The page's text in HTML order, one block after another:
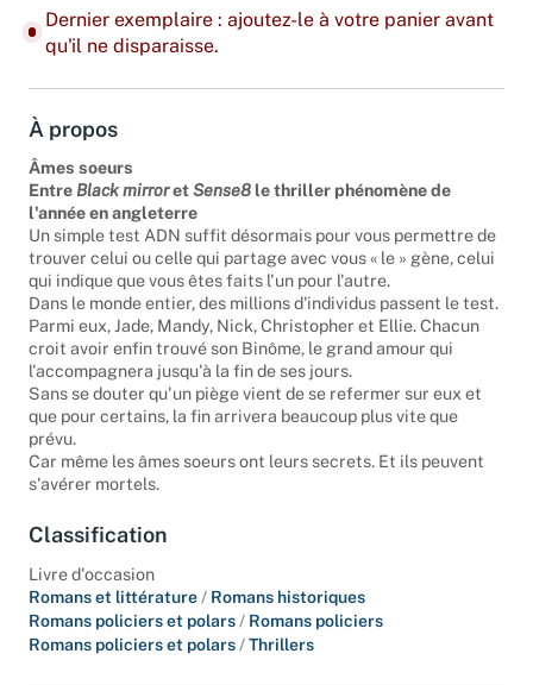
Dernier exemplaire : ajoutez-le à votre panier avant
qu'il ne disparaisse.
À propos
Âmes soeurs
Entre Black mirroretSense8 le thriller phénomène de
l'année en angleterre
Un simple test ADN suffit désormais pour vous permettre de
trouver celui ou celle qui partage avec vous « le » gène, celui
qui indique que vous êtes faits l'un pour l'autre.
Dans le monde entier, des millions d'individus passent le test.
Parmi eux, Jade, Mandy, Nick, Christopher et Ellie. Chacun
croit avoir enfin trouvé son Binôme, le grand amour qui
l'accompagnera jusqu'à la fin de ses jours.
Sans se douter qu'un piège vient de se refermer sur eux et
que pour certains, la fin arrivera beaucoup plus vite que
prévu.
Car même les âmes soeurs ont leurs secrets. Et ils peuvent
s'avérer mortels.
Classification
Livre d'occasion
Romans et littérature / Romans historiques
Romans policiers et polars / Romans policiers
Romans policiers et polars /Thrillers